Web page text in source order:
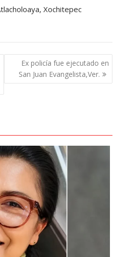
Xochitepec
Ex policía fue ejecutado en
San Juan Evangelista,Ver.